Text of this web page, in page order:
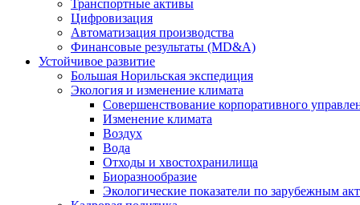
Транспортные активы
Цифровизация
Автоматизация производства
Финансовые результаты (MD&A)
Устойчивое развитие
Большая Норильская экспедиция
Экология и изменение климата
Совершенствование корпоративного
Изменение климата
Воздух
Вода
Отходы и хвостохранилища
Биоразнообразие
Экологические показатели по зарубежным